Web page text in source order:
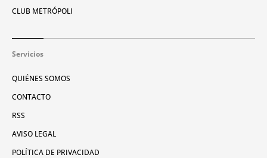
CLUB METRÓPOLI
Servicios
QUIÉNES SOMOS
CONTACTO
RSS
AVISO LEGAL
POLÍTICA DE PRIVACIDAD